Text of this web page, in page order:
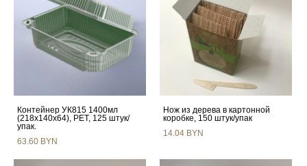
Контейнер УК815 1400мл
(218х140х64), PET, 125 штук/
упак.
63.60 BYN
Нож из дерева в картонной
коробке, 150 штук/упак
14.04 BYN